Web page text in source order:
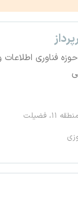
فناوری اطلاعات
فضیلت